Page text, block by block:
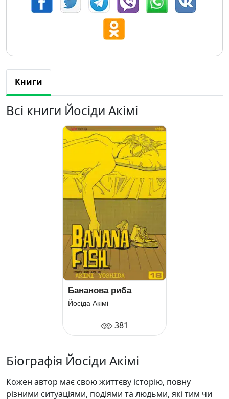
Книги
Всі книги Йосіди Акімі
Бананова риба
Йосіда Акімі
381
Біографія Йосіди Акімі
Кожен автор має свою життєву історію, повну
різними ситуаціями, подіями та людьми, які тим чи